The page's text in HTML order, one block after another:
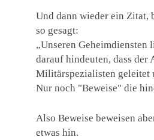
Und dann wieder ein Zitat,
so gesagt:
„Unseren Geheimdiensten
darauf hindeuten, dass
Militärspezialisten geleitet
Nur noch "Beweise" die
Also Beweise beweisen
etwas hin.